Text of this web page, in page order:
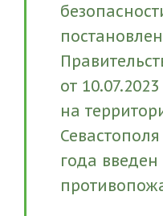
от
на
года